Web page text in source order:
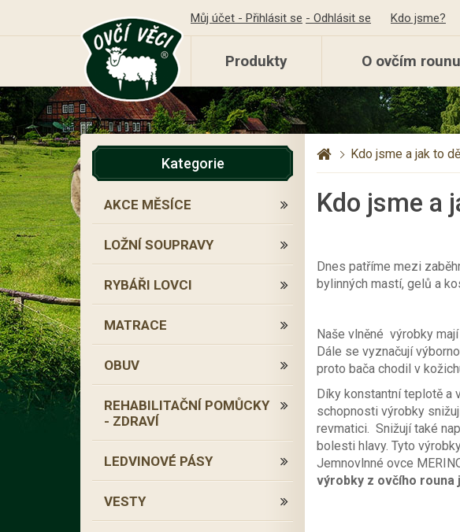
Můj účet - Přihlásit se - Odhlásit se Kdo jsme?
Produkty O ovčím rounu
Kategorie
AKCE MĚSÍCE
LOŽNÍ SOUPRAVY
RYBÁŘI LOVCI
MATRACE
OBUV
REHABILITAČNÍ POMŮCKY
- ZDRAVÍ
LEDVINOVÉ PÁSY
VESTY
Kdo jsme a jak to
Kdo jsme a
Dnes patříme mezi
bylinných mastí, gelů a
Naše vlněné výrobky
Dále se vyznačují
proto bača chodil v
Díky konstantní teplotě a
schopnosti výrobky
revmatici. Snižují také
bolesti hlavy. Tyto
Jemnovlnné ovce
výrobky z ovčího rouna